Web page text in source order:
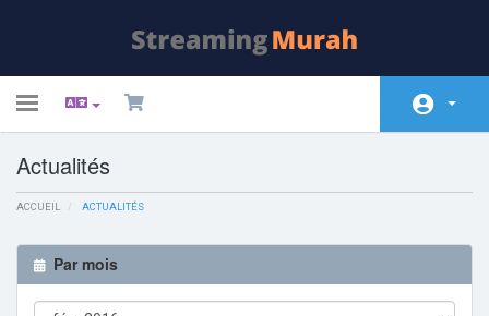
Toggle
Espace client
Magasin
Actualités
ACCUEIL ACTUALITÉS
Par mois